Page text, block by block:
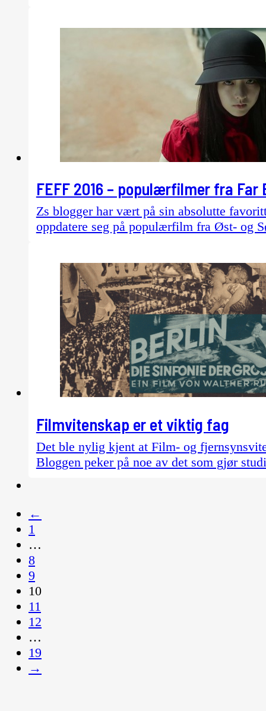
FEFF 2016 – populærfilmer fra Far
Zs blogger har vært på sin absolutte
oppdatere seg på populærfilm fra Øst- og
Filmvitenskap er et viktig fag
Det ble nylig kjent at Film- og
Bloggen peker på noe av det som gjør
←
1
…
8
9
10
11
12
…
19
→